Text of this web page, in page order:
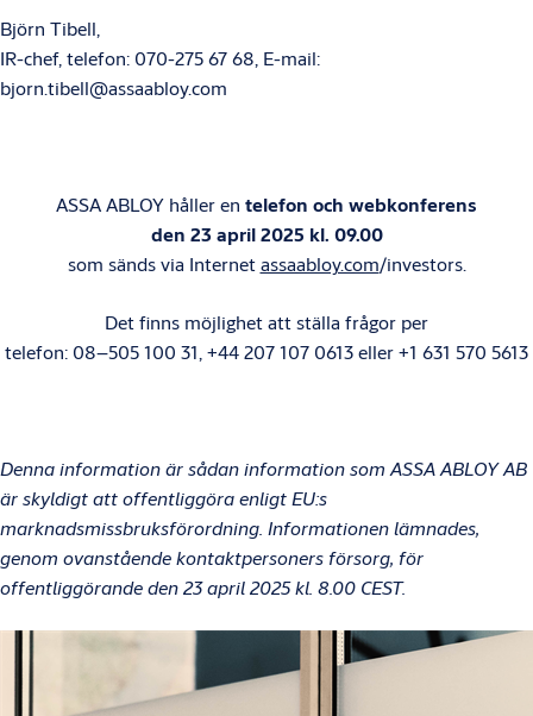
Björn Tibell,
IR-chef, telefon: 070-275 67 68, E-mail:
bjorn.tibell@assaabloy.com
ASSA ABLOY håller en telefon och webkonferens
den 23 april 2025 kl. 09.00
som sänds via Internetassaabloy.com/investors.
Det finns möjlighet att ställa frågor per
telefon: 08–505 100 31, +44 207 107 0613 eller +1 631 570 5613
Denna information är sådan information som ASSA ABLOY AB
är skyldigt att offentliggöra enligt EU:s
marknadsmissbruksförordning. Informationen lämnades,
genom ovanstående kontaktpersoners försorg, för
offentliggörande den 23 april 2025 kl. 8.00 CEST.